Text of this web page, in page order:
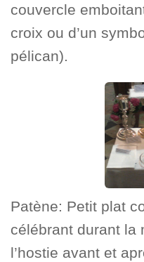
couvercle
croix ou d’un
pélican).
Patène: Petit plat
célébrant durant la
l’hostie avant et